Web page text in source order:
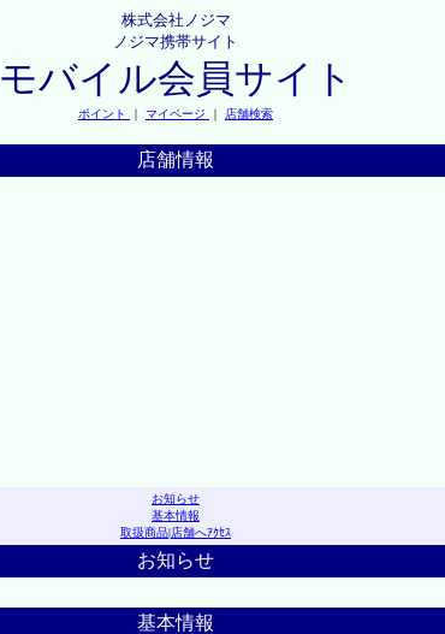
株式会社ノジマ
ノジマ携帯サイト
モバイル会員サイト
ポイント ｜ マイページ ｜ 店舗検索
店舗情報
お知らせ
基本情報
取扱商品|店舗へｱｸｾｽ
お知らせ
基本情報